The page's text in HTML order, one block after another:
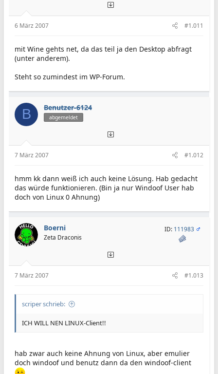
6 März 2007 #1.011
mit Wine gehts net, da das teil ja den Desktop abfragt
(unter anderem).
Steht so zumindest im WP-Forum.
B Benutzer-6124
abgemeldet
7 März 2007 #1.012
hmm kk dann weiß ich auch keine Lösung. Hab gedacht
das würde funktionieren. (Bin ja nur Windoof User hab
doch von Linux 0 Ahnung)
Boerni
Zeta Draconis
ID: 111983
7 März 2007 #1.013
scriper schrieb:
ICH WILL NEN LINUX-Client!!
hab zwar auch keine Ahnung von Linux, aber emulier
doch windoof und benutz dann da den windoof-client